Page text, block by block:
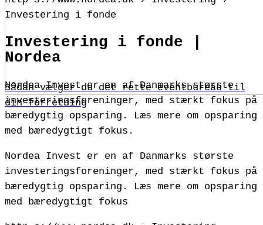
Sådan vælger du det rette eventbureau til
din forretning
Investering i fonde
Investering i fonde |
Nordea
Nordea Invest er en af Danmarks største
investeringsforeninger, med stærkt fokus på
bæredygtig opsparing. Læs mere om opsparing
med bæredygtigt fokus.
Nordea Invest er en af Danmarks største
investeringsforeninger, med stærkt fokus på
bæredygtig opsparing. Læs mere om opsparing
med bæredygtigt fokus